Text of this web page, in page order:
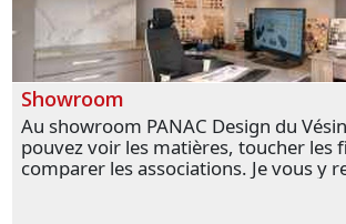
Showroom
Au showroom PANAC Design du
pouvez voir les matières, toucher les
comparer les associations. Je vous y
personnellement pour parler de
transformer vos premières idées en